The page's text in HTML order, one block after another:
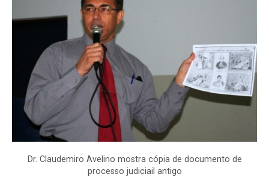
Dr. Claudemiro Avelino mostra cópia de documento de
processo judiciail antigo